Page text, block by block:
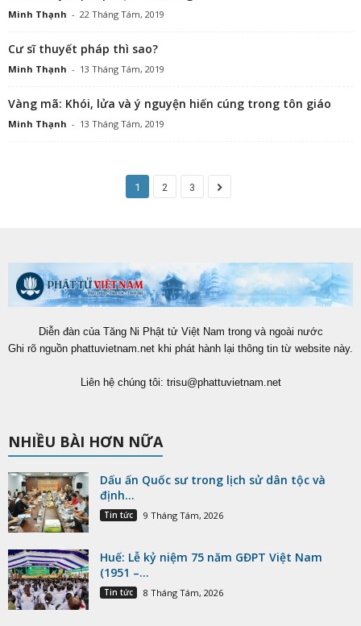
Minh Thạnh - 22 Tháng Tám, 2019
Cư sĩ thuyết pháp thì sao?
Minh Thạnh - 13 Tháng Tám, 2019
Vàng mã: Khói, lửa và ý nguyện hiến cúng trong tôn giáo
Minh Thạnh - 13 Tháng Tám, 2019
1 2 3
Diễn đàn của Tăng Ni Phật tử Việt Nam trong và ngoài nước
Ghi rõ nguồn phattuvietnam.net khi phát hành lại thông tin từ website này.
Liên hệ chúng tôi: trisu@phattuvietnam.net
NHIỀU BÀI HƠN NỮA
Dấu ấn Quốc sư trong lịch sử dân tộc và
định...
Tin tức 9 Tháng Tám, 2026
Huế: Lễ kỷ niệm 75 năm GĐPT Việt Nam
(1951 –...
Tin tức 8 Tháng Tám, 2026